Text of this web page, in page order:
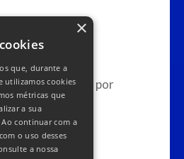
conteúdos por
×
que, durante a
utilizamos cookies
métricas que
a sua
continuar com a
o uso desses
a nossa